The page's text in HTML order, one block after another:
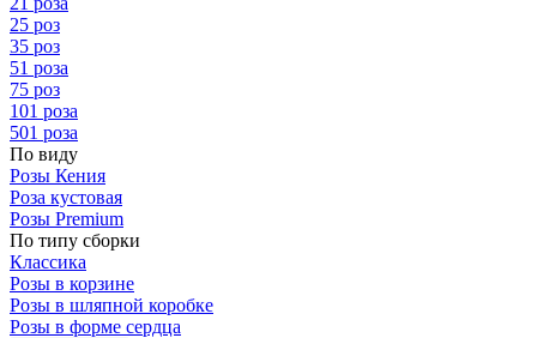
25 роз
35 роз
51 роза
75 роз
101 роза
501 роза
По виду
Розы Кения
Роза кустовая
Розы Premium
По типу сборки
Классика
Розы в корзине
Розы в шляпной коробке
Розы в форме сердца